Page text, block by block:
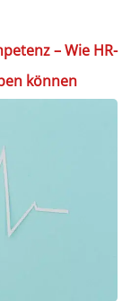
– Wie HR-
können